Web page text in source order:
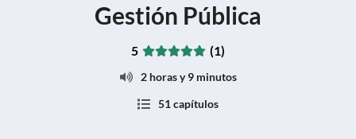
Gestión Pública
5 (1)
2 horas y 9 minutos
51 capítulos